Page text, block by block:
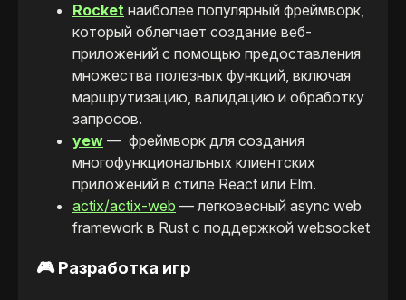
Rocket наиболее популярный фреймворк,
который облегчает создание веб-
приложений с помощью предоставления
множества полезных функций, включая
маршрутизацию, валидацию и обработку
запросов.
yew — фреймворк для создания
многофункциональных клиентских
приложений в стиле React или Elm.
actix/actix-web — легковесный async web
framework в Rust с поддержкой websocket
🎮 Разработка игр